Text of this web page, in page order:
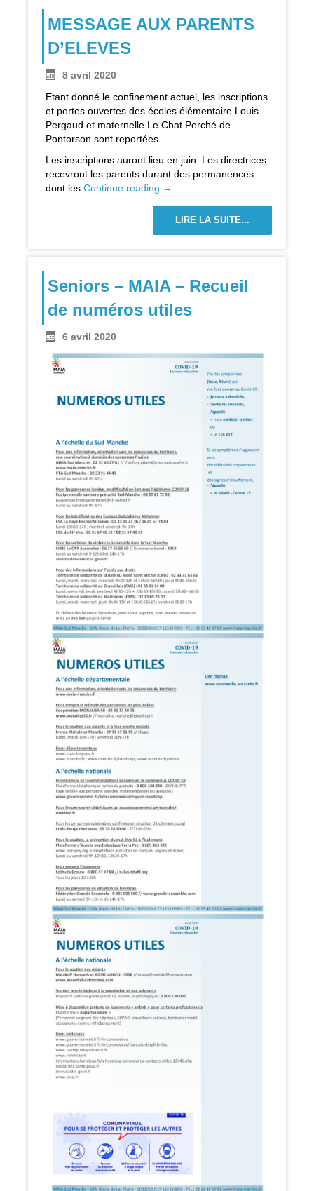
MESSAGE AUX PARENTS
D’ELEVES
8 avril 2020
Etant donné le confinement actuel, les inscriptions
et portes ouvertes des écoles élémentaire Louis
Pergaud et maternelle Le Chat Perché de
Pontorson sont reportées.
Les inscriptions auront lieu en juin. Les directrices
recevront les parents durant des permanences
dont les Continue reading →
LIRE LA SUITE...
Seniors – MAIA – Recueil
de numéros utiles
6 avril 2020